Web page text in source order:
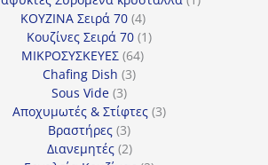
ΚΟΥΖΙΝΑ Σειρά 70 44
προϊόντα
Κουζίνες Σειρά 70 11
ΜΙΚΡΟΣΥΣΚΕΥΕΣ 6464
Chafing Dish 33
Sous Vide 33
προϊόντα
Αποχυμωτές & Στίφτες 33
Βραστήρες 33
προϊόντα
Διανεμητές 22